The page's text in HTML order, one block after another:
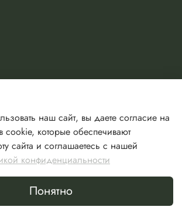
наш сайт, вы даете согласие на
cookie, которые обеспечивают
сайта и соглашаетесь с нашей
конфиденциальности
Понятно